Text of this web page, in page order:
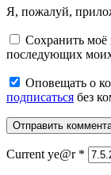
Я, пожалуй,
Сохранить моё
последующих
Оповещать о
подписаться без
Current ye@r *